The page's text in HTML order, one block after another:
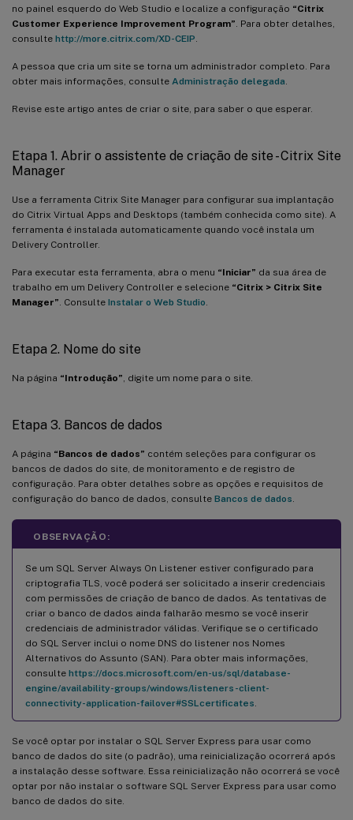
no painel esquerdo do Web Studio e localize a configuração “Citrix
Customer Experience Improvement Program” . Para obter detalhes,
consulte http://more.citrix.com/XD-CEIP
A pessoa que cria um site se torna um administrador completo. Para
obter mais informações, consulte Administração delegada
Revise este artigo antes de criar o site, para saber o que esperar.
Etapa 1. Abrir o assistente de criação de site - Citrix Site
Manager
Use a ferramenta Citrix Site Manager para configurar sua implantação
do Citrix Virtual Apps and Desktops (também conhecida como site). A
ferramenta é instalada automaticamente quando você instala um
Delivery Controller.
Para executar esta ferramenta, abra o menu “Iniciar” da sua área de
trabalho em um Delivery Controller e selecione “Citrix > Citrix Site
Manager” . Consulte Instalar o Web Studio
Etapa 2. Nome do site
Na página “Introdução” , digite um nome para o site.
Etapa 3. Bancos de dados
A página “Bancos de dados” contém seleções para configurar os
bancos de dados do site, de monitoramento e de registro de
configuração. Para obter detalhes sobre as opções e requisitos de
configuração do banco de dados, consulte Bancos de dados
OBSERVAÇÃO:
Se um SQL Server Always On Listener estiver configurado para
criptografia TLS, você poderá ser solicitado a inserir credenciais
com permissões de criação de banco de dados. As tentativas de
criar o banco de dados ainda falharão mesmo se você inserir
credenciais de administrador válidas. Verifique se o certificado
do SQL Server inclui o nome DNS do listener nos Nomes
Alternativos do Assunto (SAN). Para obter mais informações,
consulte https://docs.microsoft.com/en-us/sql/database-
engine/availability-groups/windows/listeners-client-
connectivity-application-failover#SSLcertificates
Se você optar por instalar o SQL Server Express para usar como
banco de dados do site (o padrão), uma reinicialização ocorrerá após
a instalação desse software. Essa reinicialização não ocorrerá se você
optar por não instalar o software SQL Server Express para usar como
banco de dados do site.